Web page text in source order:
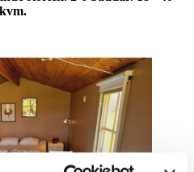
kvm.